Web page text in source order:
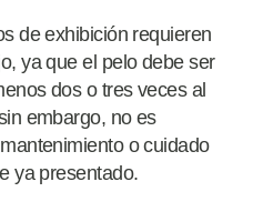
de exhibición requieren
ya que el pelo debe ser
dos o tres veces al
embargo, no es
o cuidado
ya presentado.